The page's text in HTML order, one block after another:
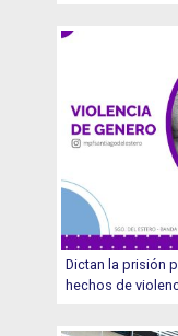
Dictan la prisión
hechos de